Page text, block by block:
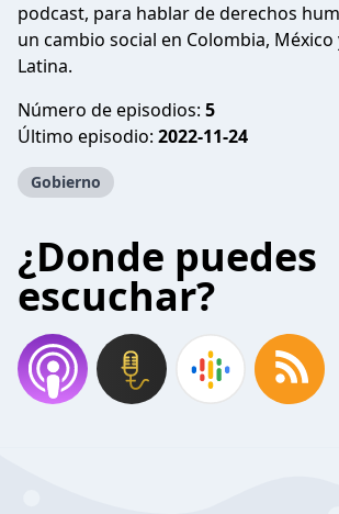
podcast, para hablar de derechos
un cambio social en Colombia,
Latina.
Número de episodios: 5
Último episodio: 2022-11-24
Gobierno
¿Donde puedes
escuchar?